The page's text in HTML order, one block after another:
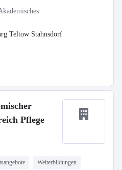
Teltow Stahnsdorf
Pflege
Weiterbildungen